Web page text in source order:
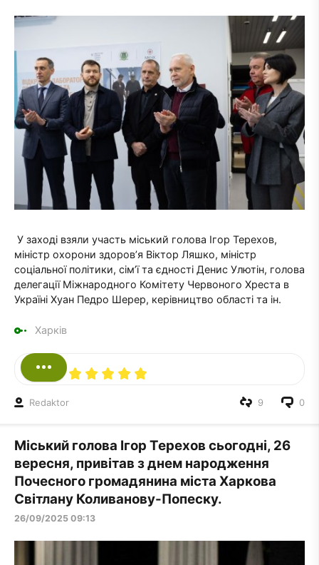
У заході взяли участь міський голова Ігор Терехов,
міністр охорони здоров’я Віктор Ляшко, міністр
соціальної політики, сім’ї та єдності Денис Улютін, голова
делегації Міжнародного Комітету Червоного Хреста в
Україні Хуан Педро Шерер, керівництво області та ін.
Харків
Redaktor 0
9
Міський голова Ігор Терехов сьогодні, 26
вересня, привітав з днем ​​народження
Почесного громадянина міста Харкова
Світлану Коливанову-Попеску.
26/09/2025 09:13